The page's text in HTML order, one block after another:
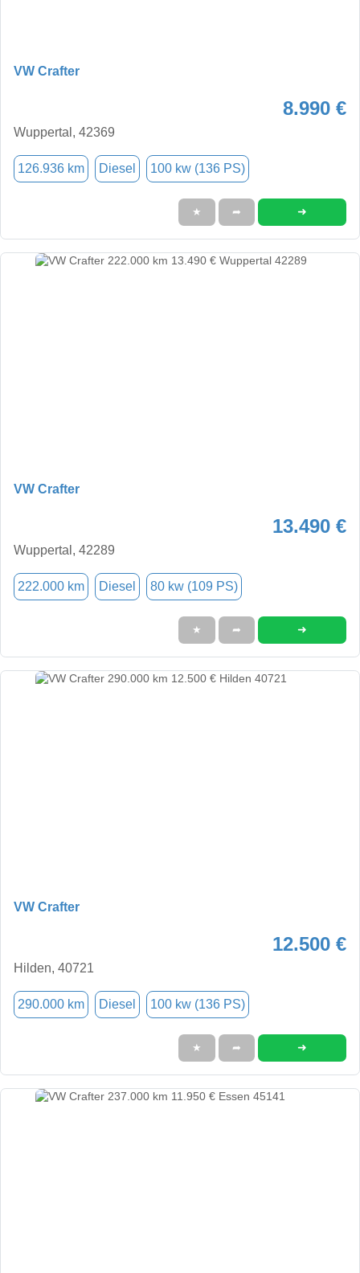
VW Crafter
8.990 €
Wuppertal, 42369
126.936 km Diesel 100 kw (136 PS)
★ ➦ ➜
VW Crafter
13.490 €
Wuppertal, 42289
222.000 km Diesel 80 kw (109 PS)
★ ➦ ➜
VW Crafter
12.500 €
Hilden, 40721
290.000 km Diesel 100 kw (136 PS)
★ ➦ ➜